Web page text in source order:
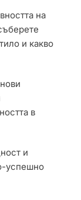
на
и какво
в
и
успешно